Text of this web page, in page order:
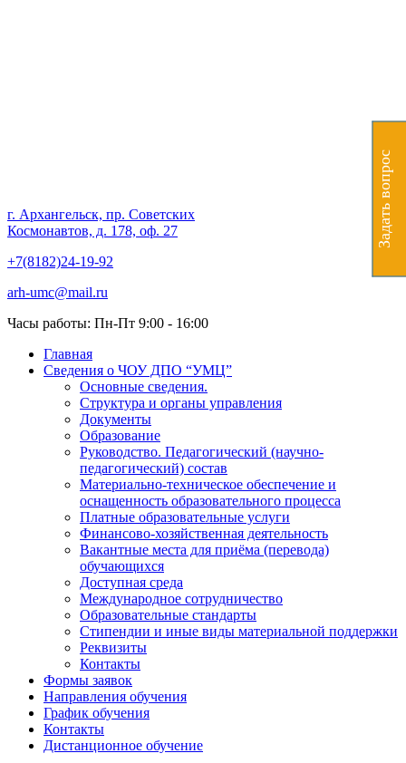
г. Архангельск, пр. Советских
Космонавтов, д. 178, оф. 27
+7(8182)24-19-92
arh-umc@mail.ru
Часы работы: Пн-Пт 9:00 - 16:00
Главная
Сведения о ЧОУ ДПО “УМЦ”
Основные сведения.
Структура и органы управления
Документы
Образование
Руководство. Педагогический (научно-
педагогический) состав
Материально-техническое обеспечение и
оснащенность образовательного процесса
Платные образовательные услуги
Финансово-хозяйственная деятельность
Вакантные места для приёма (перевода)
обучающихся
Доступная среда
Международное сотрудничество
Образовательные стандарты
Стипендии и иные виды материальной поддержки
Реквизиты
Контакты
Формы заявок
Направления обучения
График обучения
Контакты
Дистанционное обучение
Задать вопрос